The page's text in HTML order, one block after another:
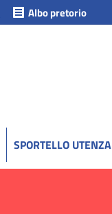
Albo pretorio
SPORTELLO UTENZA